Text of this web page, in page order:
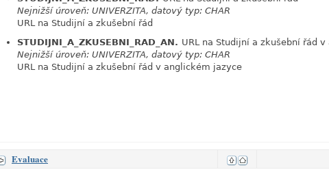
Nejnižší úroveň: UNIVERZITA, datový typ: CHAR
URL na Studijní a zkušební řád
STUDIJNI_A_ZKUSEBNI_RAD_AN. URL na Studijní a zkušební řád
Nejnižší úroveň: UNIVERZITA, datový typ: CHAR
URL na Studijní a zkušební řád v anglickém jazyce
Evaluace